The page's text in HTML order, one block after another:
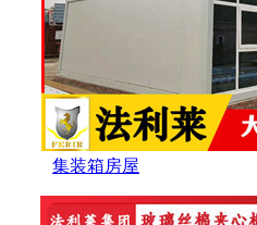
集装箱房屋